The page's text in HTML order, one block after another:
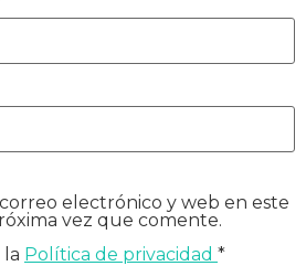
electrónico y web en este
vez que comente.
Política de privacidad *